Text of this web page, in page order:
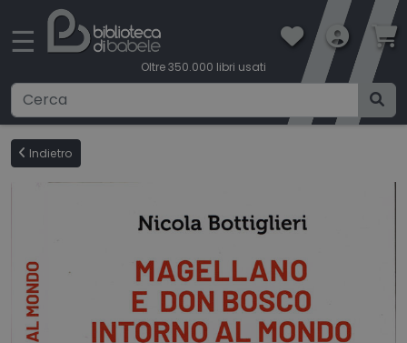
☰
Oltre 350.000 libri usati
Ricerca avanzata
CATEGORIE
CONDIZIONI DI VENDITA
BOOKLOVERS CARD
SPEDIZIONI
Indietro